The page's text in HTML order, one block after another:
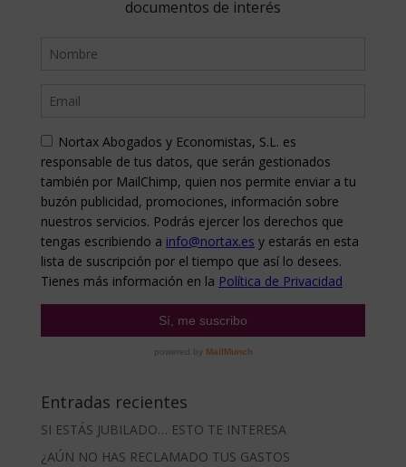
Entradas recientes
SI ESTÁS JUBILADO… ESTO TE INTERESA
¿AÚN NO HAS RECLAMADO TUS GASTOS